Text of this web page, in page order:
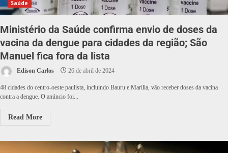
Saúde
Ministério da Saúde confirma envio de doses da
vacina da dengue para cidades da região; São
Manuel fica fora da lista
Edison Carlos 26 de abril de 2024
48 cidades do centro-oeste paulista, incluindo Bauru e Marília, vão receber doses da vacina
contra a dengue. O anúncio foi...
Read More